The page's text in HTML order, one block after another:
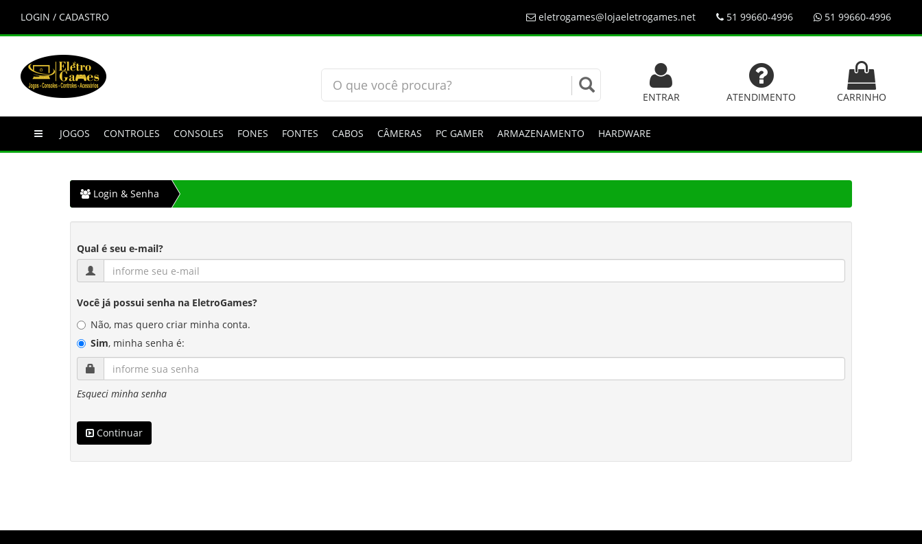
LOGIN / CADASTRO eletrogames@lojaeletrogames.net 51 99660-4996 51 99660-4996
ENTRAR ATENDIMENTO CARRINHO
JOGOS CONTROLES CONSOLES FONES FONTES CABOS CÂMERAS PC GAMER ARMAZENAMENTO HARDWARE
Login & Senha
Qual é seu e-mail?
Você já possui senha na EletroGames?
Não, mas quero criar minha conta.
Sim, minha senha é:
Esqueci minha senha
Continuar